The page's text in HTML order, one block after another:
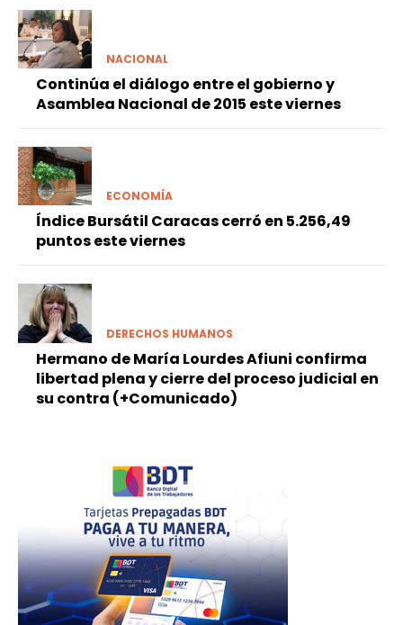
NACIONAL
Continúa el diálogo entre el gobierno y
Asamblea Nacional de 2015 este viernes
ECONOMÍA
Índice Bursátil Caracas cerró en 5.256,49
puntos este viernes
DERECHOS HUMANOS
Hermano de María Lourdes Afiuni confirma
libertad plena y cierre del proceso judicial en
su contra (+Comunicado)